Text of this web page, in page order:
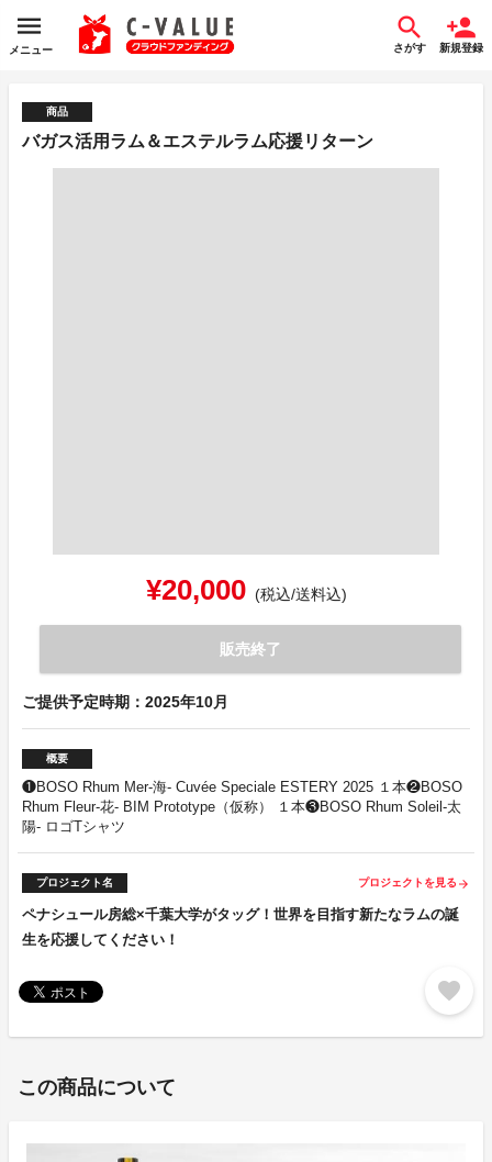
メニュー さがす 新規登録
商品
バガス活用ラム＆エステルラム応援リターン
¥20,000 (税込/送料込)
販売終了
ご提供予定時期：2025年10月
概要
❶BOSO Rhum Mer-海- Cuvée Speciale ESTERY 2025 １本❷BOSO
Rhum Fleur-花- BIM Prototype（仮称） １本❸BOSO Rhum Soleil-太
陽- ロゴTシャツ
プロジェクト名 プロジェクトを見る arrow_forward
ペナシュール房総×千葉大学がタッグ！世界を目指す新たなラムの誕
生を応援してください！
favorite
この商品について